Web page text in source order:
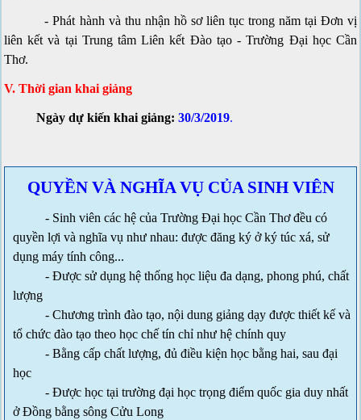
- Phát hành và thu nhận hồ sơ liên tục trong năm tại Đơn vị
liên kết và tại Trung tâm Liên kết Đào tạo - Trường Đại học Cần
Thơ.
V. Thời gian khai giảng
Ngày dự kiến khai giảng: 30/3/2019.
QUYỀN VÀ NGHĨA VỤ CỦA SINH VIÊN
- Sinh viên các hệ của Trường Đại học Cần Thơ đều có
quyền lợi và nghĩa vụ như nhau: được đăng ký ở ký túc xá, sử
dụng máy tính công...
- Được sử dụng hệ thống học liệu đa dạng, phong phú, chất
lượng
- Chương trình đào tạo, nội dung giảng dạy được thiết kế và
tổ chức đào tạo theo học chế tín chỉ như hệ chính quy
- Bằng cấp chất lượng, đủ điều kiện học bằng hai, sau đại
học
- Được học tại trường đại học trọng điểm quốc gia duy nhất
ở Đồng bằng sông Cửu Long